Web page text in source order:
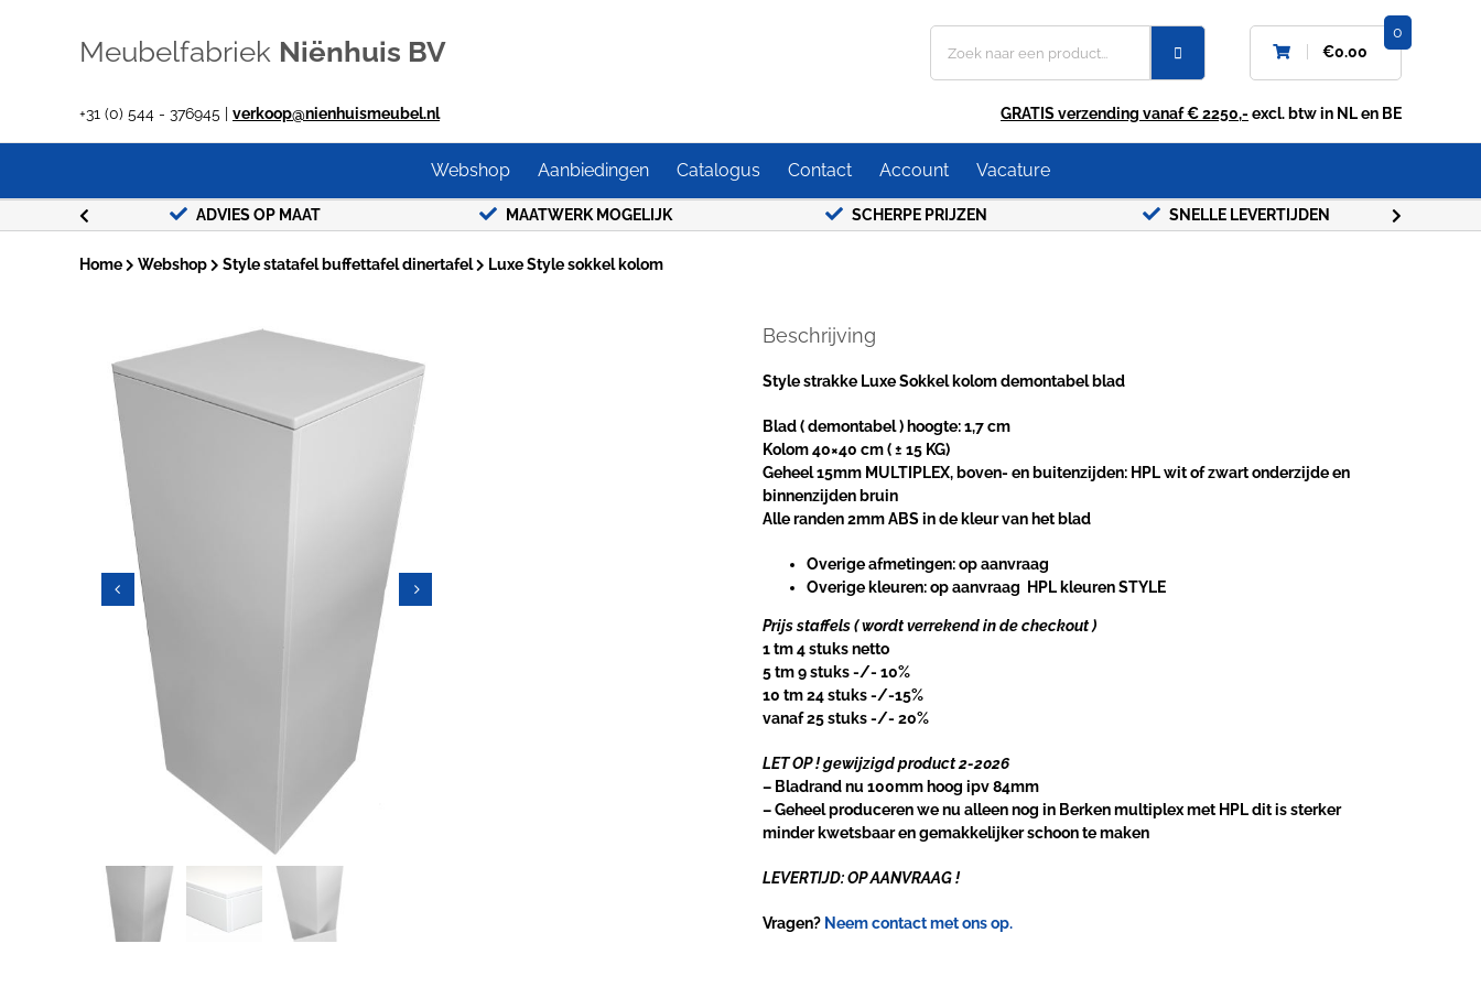
Meubelfabriek Niënhuis BV €0.00
0
naar:
+31 (0) 544 - 376945 | verkoop@nienhuismeubel.nl GRATIS verzending vanaf € 2250,- excl. btw in NL en BE
Webshop Aanbiedingen Catalogus Contact Account Vacature
ADVIES OP MAAT MAATWERK MOGELIJK SCHERPE PRIJZEN SNELLE LEVERTIJDEN
Home Webshop Style statafel buffettafel dinertafel Luxe Style sokkel kolom
Beschrijving
Style strakke Luxe Sokkel kolom demontabel blad
Blad ( demontabel ) hoogte: 1,7 cm
Kolom 40×40 cm ( ± 15 KG)
Geheel 15mm MULTIPLEX, boven- en buitenzijden: HPL wit of zwart onderzijde en
binnenzijden bruin
Alle randen 2mm ABS in de kleur van het blad
Overige afmetingen:op aanvraag
Overige kleuren:op aanvraag HPL kleuren STYLE
Prijs staffels( wordt verrekend in de checkout )
1 tm 4 stuks netto
5 tm 9 stuks -/- 10%
10 tm 24 stuks -/-15%
vanaf 25 stuks -/- 20%
LET OP ! gewijzigd product 2-2026
– Bladrand nu 100mm hoog ipv 84mm
– Geheel produceren we nu alleen nog in Berken multiplex met HPL dit is sterker
minder kwetsbaar en gemakkelijker schoon te maken
LEVERTIJD: OP AANVRAAG !
Vragen? Neem contact met ons op.